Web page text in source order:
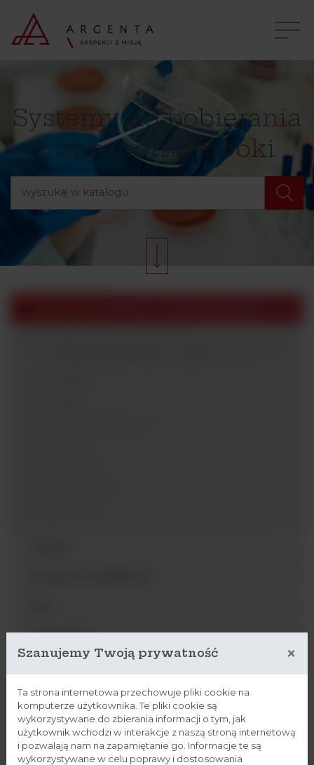
Systemy do pobierania
i transportu próbki
Głaszczki
Odzież ochronna do strefy czystej
Pojemniki na odpady
Próbowki
Szanujemy Twoją prywatność ×
Ta strona internetowa przechowuje pliki cookie na
komputerze użytkownika. Te pliki cookie są
wykorzystywane do zbierania informacji o tym, jak
użytkownik wchodzi w interakcje z naszą stroną internetową
i pozwalają nam na zapamiętanie go. Informacje te są
wykorzystywane w celu poprawy i dostosowania